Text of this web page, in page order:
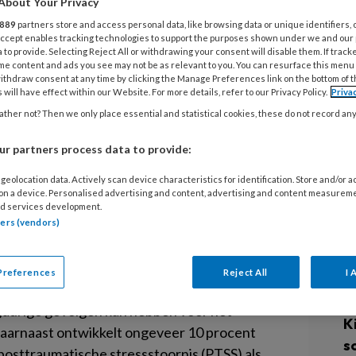
pijn, stress en angst
Om dit te verminderen
gebruik van innovatieve e-
mobile health en audiovisuele
kinderen en jongeren medische
onderzoeken, zoals bloedprikken
gaan vaak gepaard met pijn,
voor en tijdens medische procedures
angst is soms zo hevig dat deze leidt tot
ontwikkelt ongeveer 10 procent
3
889 partners store and access personal data, like browsing data or unique identifiers,
enables tracking technologies to support the purposes shown under we and
to provide. Selecting Reject All or withdrawing your consent will disable them. If
content and ads you see may not be as relevant to you. You can resurface this
consent at any time by clicking the Manage Preferences link on the bottom of
will have effect within our Website. For more details, refer to our Privacy Policy.
not? Then we only place essential and statistical cookies, these do not record
partners process data to provide:
data. Actively scan device characteristics for identification. Store and/or
a device. Personalised advertising and content, advertising and content
services development.
(vendors)
Reject All I